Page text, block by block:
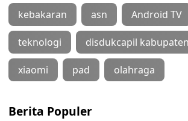
kebakaran asn Android TV
teknologi disdukcapil
xiaomi pad olahraga
Berita Populer